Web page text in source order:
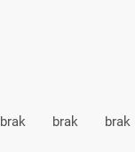
brak brak brak